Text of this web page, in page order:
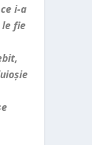
i-a
le fie